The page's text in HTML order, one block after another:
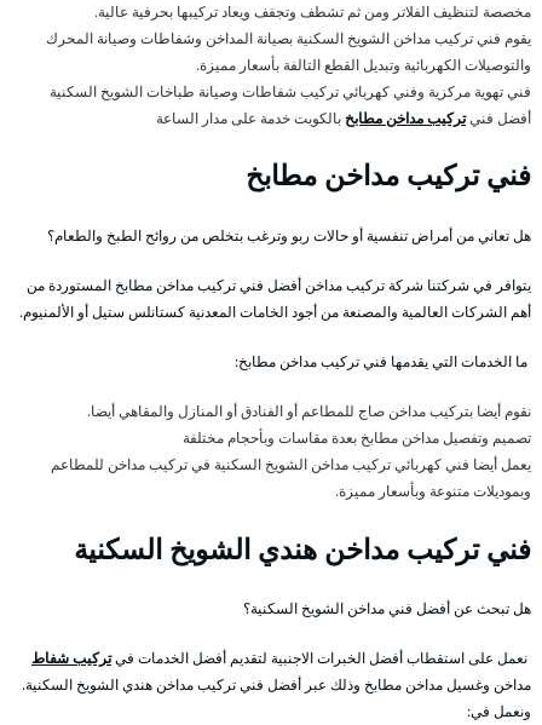
مخصصة لتنظيف الفلاتر ومن ثم تشطف وتجفف ويعاد تركيبها بحرفية عالية.
يقوم فني تركيب مداخن الشويخ السكنية بصيانة المداخن وشفاطات وصيانة المحرك
والتوصيلات الكهربائية وتبديل القطع التالفة بأسعار مميزة.
فني تهوية مركزية وفني كهربائي تركيب شفاطات وصيانة طباخات الشويخ السكنية
أفضل فنيتركيب مداخن مطابخ بالكويت خدمة على مدار الساعة
فني تركيب مداخن مطابخ
هل تعاني من أمراض تنفسية أو حالات ربو وترغب بتخلص من روائح الطبخ والطعام؟
يتوافر في شركتنا شركة تركيب مداخن أفضل فني تركيب مداخن مطابخ المستوردة من
أهم الشركات العالمية والمصنعة من أجود الخامات المعدنية كستانلس ستيل أو الألمنيوم.
ما الخدمات التي يقدمها فني تركيب مداخن مطابخ:
نقوم أيضا بتركيب مداخن صاج للمطاعم أو الفنادق أو المنازل والمقاهي أيضا.
تصميم وتفصيل مداخن مطابخ بعدة مقاسات وبأحجام مختلفة
يعمل أيضا فني كهربائي تركيب مداخن الشويخ السكنية في تركيب مداخن للمطاعم
وبموديلات متنوعة وبأسعار مميزة.
فني تركيب مداخن هندي الشويخ السكنية
هل تبحث عن أفضل فني مداخن الشويخ السكنية؟
نعمل على استقطاب أفضل الخبرات الاجنبية لتقديم أفضل الخدمات فيتركيب شفاط
مداخن وغسيل مداخن مطابخ وذلك عبر أفضل فني تركيب مداخن هندي الشويخ السكنية.
ونعمل في: